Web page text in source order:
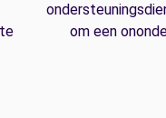
om een